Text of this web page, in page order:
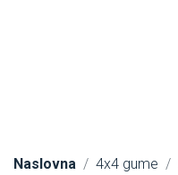
Naslovna 4x4 gume